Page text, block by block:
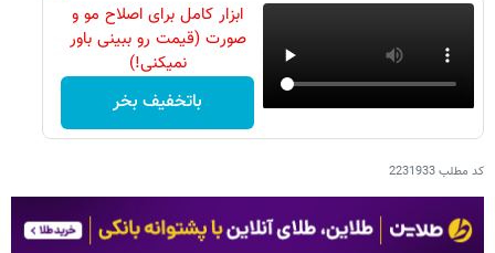
ابزار کامل برای اصلاح مو و
صورت (قیمت رو ببینی باور
نمیکنی!)
باتخفیف بخر
کد مطلب2231933